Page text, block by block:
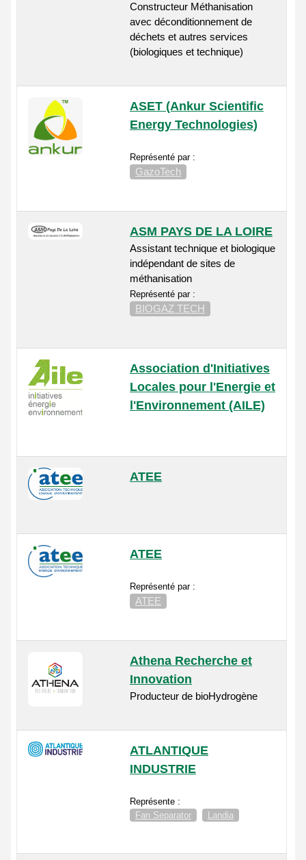
Constructeur Méthanisation
avec déconditionnement de
déchets et autres services
(biologiques et technique)
ASET (Ankur Scientific
Energy Technologies)
Représenté par :
GazoTech
ASM PAYS DE LA LOIRE
Assistant technique et biologique
indépendant de sites de
méthanisation
Représenté par :
BIOGAZ TECH
Association d'Initiatives
Locales pour l'Energie et
l'Environnement (AILE)
ATEE
ATEE
Représenté par :
ATEE
Athena Recherche et
Innovation
Producteur de bioHydrogène
ATLANTIQUE
INDUSTRIE
Représente :
Fan Separator
Landia